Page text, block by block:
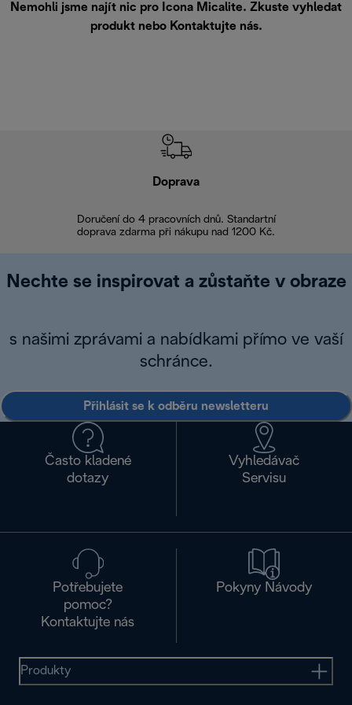
Nemohli jsme najít nic pro Icona Micalite. Zkuste vyhledat
produkt nebo Kontaktujte nás.
Doprava
Doručení do 4 pracovních dnů. Standartní
doprava zdarma při nákupu nad 1200 Kč.
Nechte se inspirovat a zůstaňte v obraze
s našimi zprávami a nabídkami přímo ve vaší
schránce.
Přihlásit se k odběru newsletteru
Často kladené
dotazy
Vyhledávač
Servisu
Potřebujete
pomoc?
Kontaktujte nás
Pokyny Návody
Produkty